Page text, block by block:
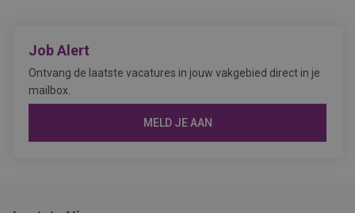
Job Alert
Ontvang de laatste vacatures in jouw vakgebied direct in je
mailbox.
MELD JE AAN